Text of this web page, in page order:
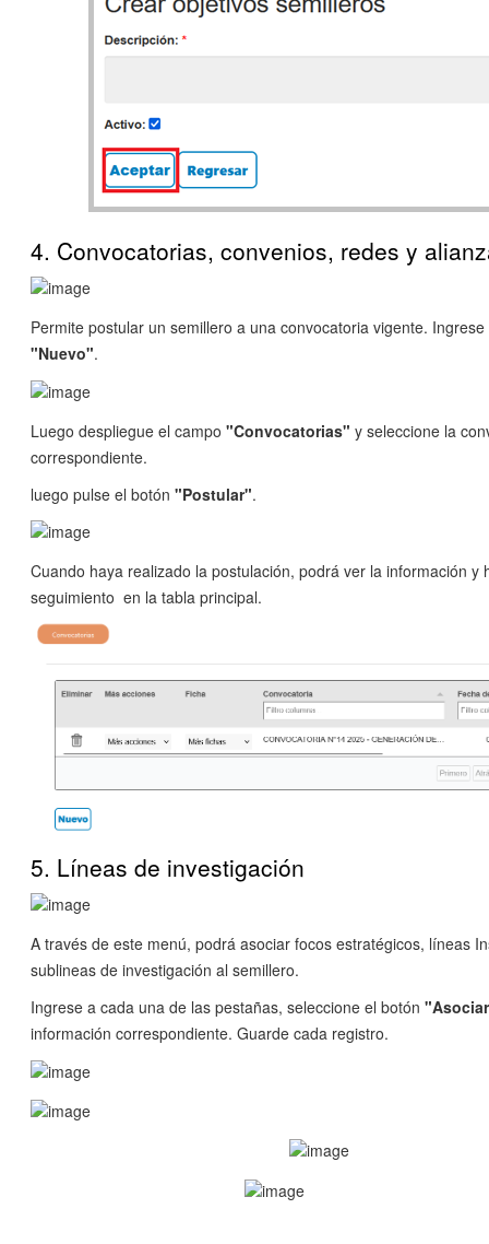
4. Convocatorias, convenios, redes y
Permite postular un semillero a una convocatoria vigente.
"Nuevo".
Luego despliegue el campo "Convocatorias" y seleccione la
correspondiente.
luego pulse el botón "Postular".
Cuando haya realizado la postulación, podrá ver la información y
seguimiento en la tabla principal.
5. Líneas de investigación
A través de este menú, podrá asociar focos estratégicos, líneas
sublineas de investigación al semillero.
Ingrese a cada una de las pestañas, seleccione el botón
información correspondiente. Guarde cada registro.